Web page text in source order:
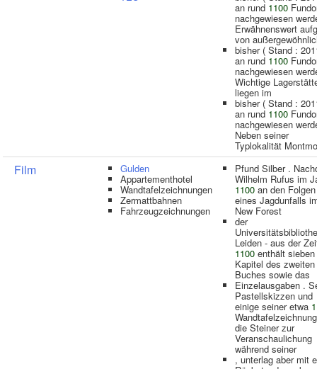
an rund 1100
nachgewiesen
Erwähnenswert
von
bisher ( Stand :
an rund 1100
nachgewiesen
Wichtige
liegen im
bisher ( Stand :
an rund 1100
nachgewiesen
Neben seiner
Typlokalität
Film Gulden
Appartementhotel
Wandtafelzeichnungen
Zermattbahnen
Fahrzeugzeichnungen
Pfund Silber .
Wilhelm Rufus im
1100 an den Folgen
eines Jagdunfalls
New Forest
der
Leiden - aus der
1100 enthält sieben
Kapitel des zweiten
Buches sowie das
Einzelausgaben .
Pastellskizzen und
einige seiner etwa
die Steiner zur
Veranschaulichung
während seiner
, unterlag aber mit